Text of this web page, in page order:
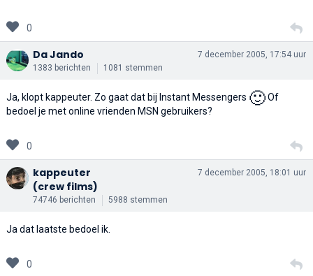
0
Da Jando
1383 berichten 1081 stemmen
7 december 2005, 17:54 uur
Ja, klopt kappeuter. Zo gaat dat bij Instant Messengers 🙂Of
bedoel je met online vrienden MSN gebruikers?
0
kappeuter
(crew films)
74746 berichten 5988 stemmen
7 december 2005, 18:01 uur
Ja dat laatste bedoel ik.
0